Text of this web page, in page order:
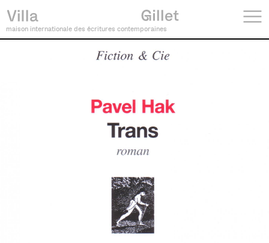
maison internationale des écritures contemporaines